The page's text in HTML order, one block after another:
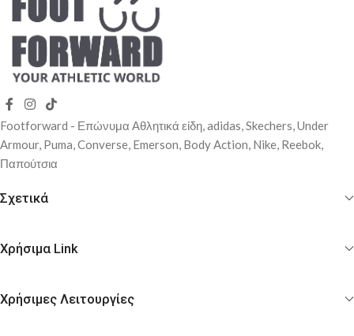
Footforward - Επώνυμα Αθλητικά είδη, adidas, Skechers, Under
Αrmour, Puma, Converse, Emerson, Body Action, Nike, Reebok,
Παπούτσια
Σχετικά
Χρήσιμα Link
Χρήσιμες Λειτουργίες